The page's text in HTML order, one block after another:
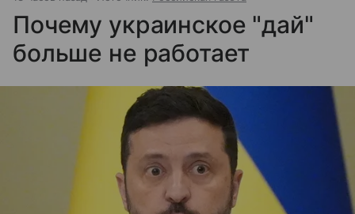
Почему украинское "дай"
больше не работает